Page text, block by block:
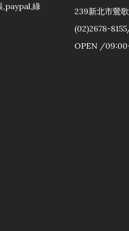
,paypal,綠
239新北市鶯
(02)2678-
OPEN /